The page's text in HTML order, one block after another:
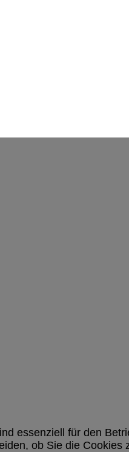
essenziell für den
ob Sie die